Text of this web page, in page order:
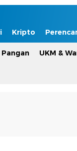
Kripto
UKM &